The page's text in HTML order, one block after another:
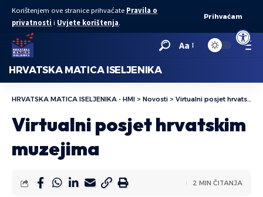
Open
Korištenjem ove stranice prihvaćate Pravila o
privatnosti i Uvjete korištenja.
Prihvaćam
Aa
HRVATSKA MATICA ISELJENIKA
HRVATSKA MATICA ISELJENIKA - HMI > Novosti > Virtualni posjet hrvatskim muzejima
Virtualni posjet hrvatskim
muzejima
2 MIN ČITANJA